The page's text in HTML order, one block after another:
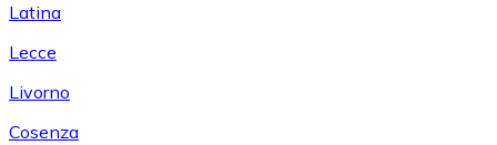
Latina
Lecce
Livorno
Cosenza